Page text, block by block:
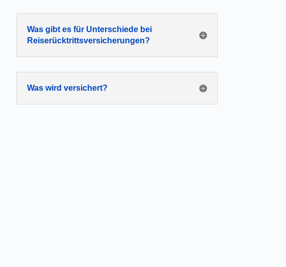
Was gibt es für Unterschiede bei
Reiserücktrittsversicherungen?
Was wird versichert?